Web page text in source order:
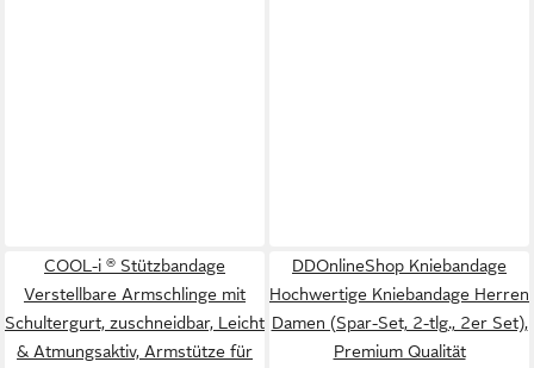
COOL-i ® Stützbandage
Verstellbare Armschlinge mit
Schultergurt, zuschneidbar, Leicht
& Atmungsaktiv, Armstütze für
DDOnlineShop Kniebandage
Hochwertige Kniebandage Herren
Damen (Spar-Set, 2-tlg., 2er Set),
Premium Qualität